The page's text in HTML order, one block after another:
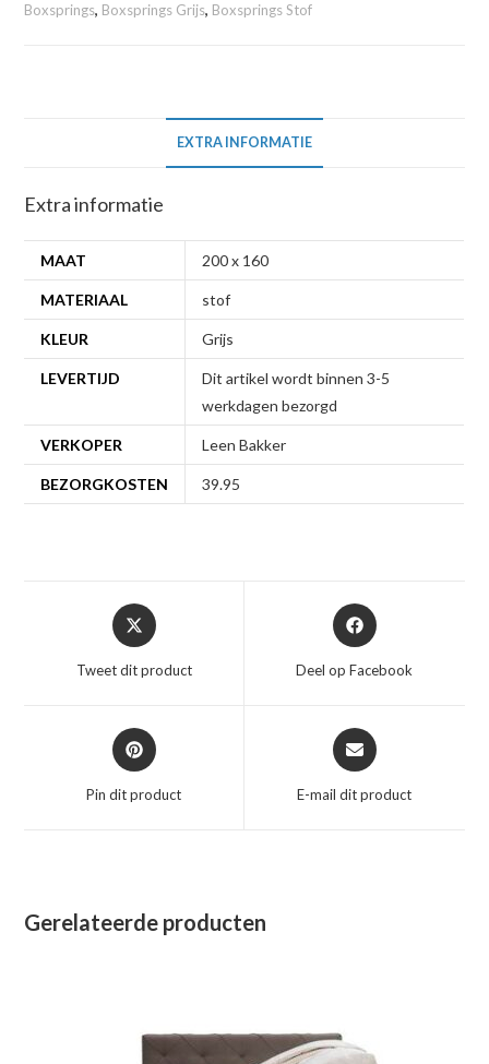
Boxsprings, Boxsprings Grijs, Boxsprings Stof
EXTRA INFORMATIE
Extra informatie
MAAT 200 x 160
MATERIAAL stof
KLEUR Grijs
LEVERTIJD
Dit artikel wordt binnen 3-5
werkdagen bezorgd
VERKOPER Leen Bakker
BEZORGKOSTEN 39.95
Opent
in
nieuw
Tweet dit product
Opent
in
nieuw
Deel op Facebook
Opent
in
nieuw
Pin dit product
Opent
in
nieuw
E-mail dit product
Gerelateerde producten